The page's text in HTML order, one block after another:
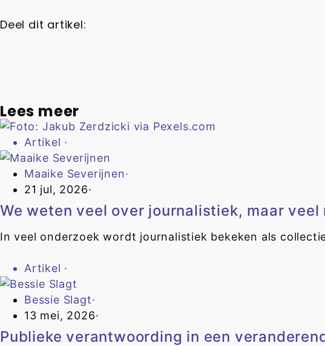
Deel dit artikel:
Lees meer
Artikel ·
Maaike Severijnen·
21 jul, 2026·
We weten veel over journalistiek, maar
In veel onderzoek wordt journalistiek bekeken als
Artikel ·
Bessie Slagt·
13 mei, 2026·
Publieke verantwoording in een